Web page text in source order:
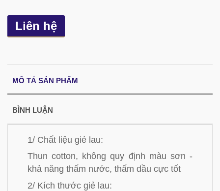
Liên hệ
MÔ TẢ SẢN PHẨM
BÌNH LUẬN
1/ Chất liệu giẻ lau:
Thun cotton, không quy định màu sơn -
khả năng thấm nước, thấm dầu cực tốt
2/ Kích thước giẻ lau: